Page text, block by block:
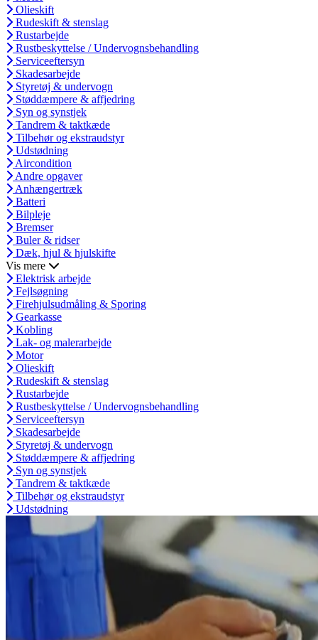
Olieskift
Rudeskift & stenslag
Rustarbejde
Rustbeskyttelse / Undervognsbehandling
Serviceeftersyn
Skadesarbejde
Styretøj & undervogn
Støddæmpere & affjedring
Syn og synstjek
Tandrem & taktkæde
Tilbehør og ekstraudstyr
Udstødning
Aircondition
Andre opgaver
Anhængertræk
Batteri
Bilpleje
Bremser
Buler & ridser
Dæk, hjul & hjulskifte
Vis mere
Elektrisk arbejde
Fejlsøgning
Firehjulsudmåling & Sporing
Gearkasse
Kobling
Lak- og malerarbejde
Motor
Olieskift
Rudeskift & stenslag
Rustarbejde
Rustbeskyttelse / Undervognsbehandling
Serviceeftersyn
Skadesarbejde
Styretøj & undervogn
Støddæmpere & affjedring
Syn og synstjek
Tandrem & taktkæde
Tilbehør og ekstraudstyr
Udstødning